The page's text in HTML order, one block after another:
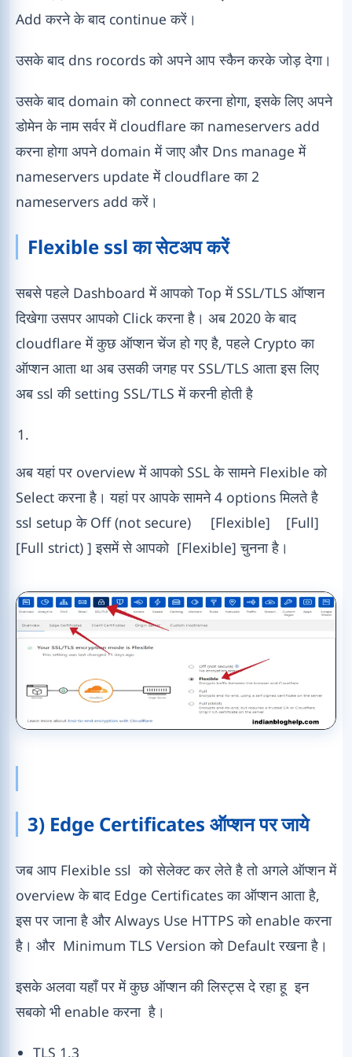
Add करने के बाद continue करें।
उसके बाद dns rocords को अपने आप स्कैन करके जोड़ देगा।
उसके बाद domain को connect करना होगा, इसके लिए अपने
डोमेन के नाम सर्वर में cloudflare का nameservers add
करना होगा अपने domain में जाए और Dns manage में
nameservers update में cloudflare का 2
nameservers add करें।
Flexible ssl का सेटअप करें
सबसे पहले Dashboard में आपको Top में SSL/TLS ऑप्शन
दिखेगा उसपर आपको Click करना है। अब 2020 के बाद
cloudflare में कुछ ऑप्शन चेंज हो गए है, पहले Crypto का
ऑप्शन आता था अब उसकी जगह पर SSL/TLS आता इस लिए
अब ssl की setting SSL/TLS में करनी होती है
अब यहां पर overview में आपको SSL के सामने Flexible को
Select करना है। यहां पर आपके सामने 4 options मिलते है
ssl setup के Off (not secure) [Flexible] [Full]
[Full strict) ] इसमें से आपको [Flexible] चुनना है।
3) Edge Certificates ऑप्शन पर जाये
जब आप Flexible ssl को सेलेक्ट कर लेते है तो अगले ऑप्शन में
overview के बाद Edge Certificates का ऑप्शन आता है,
इस पर जाना है और Always Use HTTPS को enable करना
है। और Minimum TLS Version को Default रखना है।
इसके अलवा यहाँ पर में कुछ ऑप्शन की लिस्ट्स दे रहा हू इन
सबको भी enable करना है।
TLS 1.3